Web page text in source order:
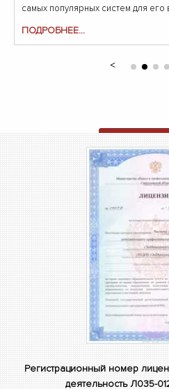
самых популярных систем для его
ПОДРОБНЕЕ...
Регистрационный номер
деятельность Л035-